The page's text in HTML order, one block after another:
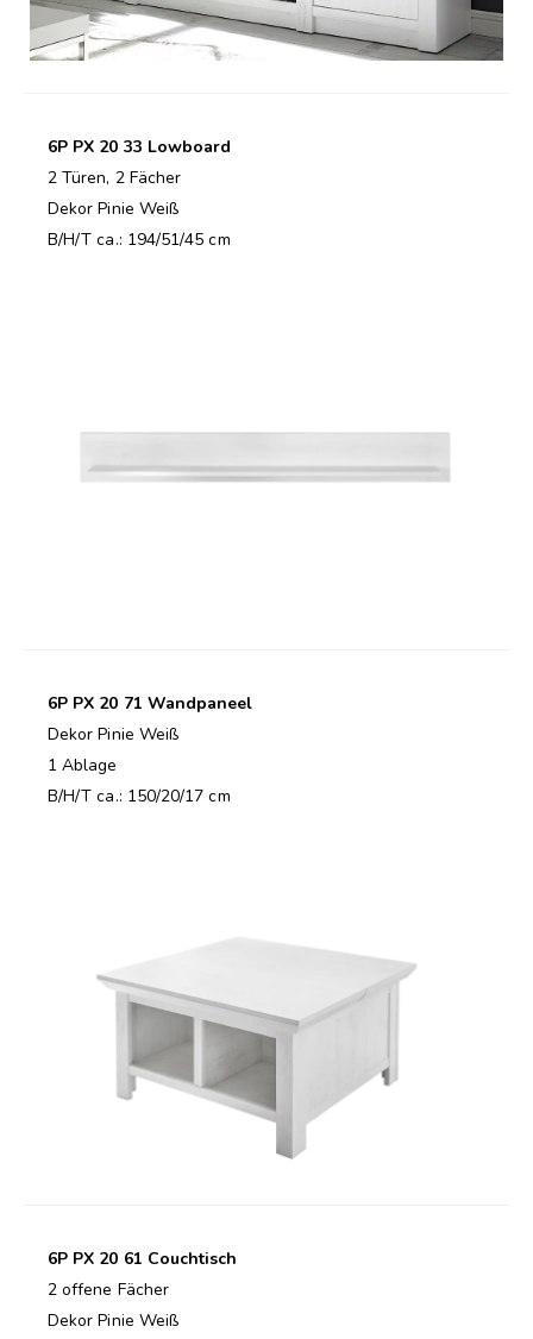
6P PX 20 33 Lowboard
2 Türen, 2 Fächer
Dekor Pinie Weiß
B/H/T ca.: 194/51/45 cm
6P PX 20 71 Wandpaneel
Dekor Pinie Weiß
1 Ablage
B/H/T ca.: 150/20/17 cm
6P PX 20 61 Couchtisch
2 offene Fächer
Dekor Pinie Weiß